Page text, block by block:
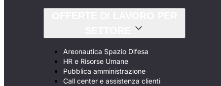
Areonautica Spazio Difesa
HR e Risorse Umane
Pubblica amministrazione
Call center e assistenza clienti